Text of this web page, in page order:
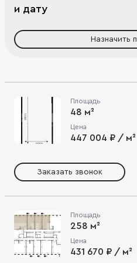
и дату
Назначить
Площадь
48 м²
Цена
447 004 ₽ / м²
Заказать звонок
Площадь
258 м²
Цена
431 670 ₽ / м²